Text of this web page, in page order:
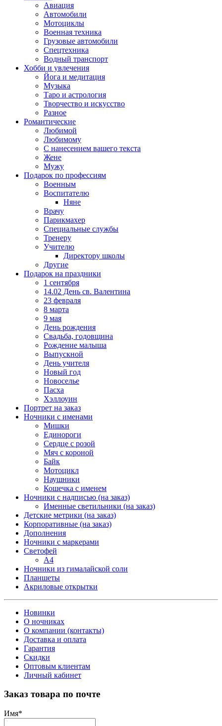
Авиация
Автомобили
Мотоциклы
Военная техника
Грузовые автомобили
Спецтехника
Водный транспорт
Хобби и увлечения
Йога и медитация
Музыка
Таро и астрология
Творчество и искусство
Разное
Романтические
Любимой
Любимому
С нанесением вашего текста
Жене
Мужу
Подарок по профессиям
Военным
Воспитателю
Няне
Врачу
Парикмахер
Специальные службы
Тренеру
Учителю
Директору школы
Другие
Подарок на праздники
1 сентября
14.02 День св. Валентина
23 февраля
8 марта
9 мая
День рождения
Свадьба, годовщина
Рождение малыша
Выпускной
День учителя
Новый год
Новоселье
Пасха
Хэллоуин
Портрет на заказ
Ночники с именами
Мишки
Единороги
Сердце с розой
Мяч с короной
Байк
Мотоцикл
Наушники
Кошечка с именем
Ночники с надписью (на заказ)
Именные светильники (на заказ)
Детские метрики (на заказ)
Корпоративные (на заказ)
Дополнения
Ночники с маркерами
Светофей
А4
Ночники из гималайской соли
Планшеты
Акриловые открытки
Новинки
О ночниках
О компании (контакты)
Доставка и оплата
Гарантия
Скидки
Оптовым клиентам
Личный кабинет
Заказ товара по почте
Имя*